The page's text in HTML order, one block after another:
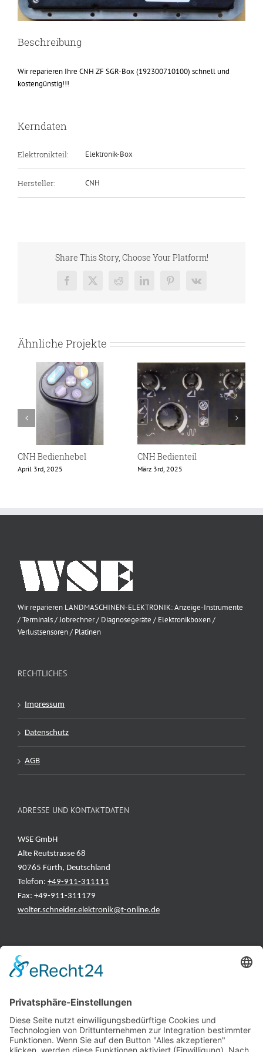
Beschreibung
Wir reparieren Ihre CNH ZF SGR-Box (192300710100) schnell und
kostengünstig!!!
Kerndaten
Elektronikteil: Elektronik-Box
Hersteller: CNH
Share This Story, Choose Your Platform!
Facebook
X RedditLinkedInPinterest
Vk
Ähnliche Projekte
CNH Bedienhebel
April 3rd, 2025
CNH Bedienteil
März 3rd, 2025
Wir reparieren LANDMASCHINEN-ELEKTRONIK: Anzeige-Instrumente
/ Terminals / Jobrechner / Diagnosegeräte / Elektronikboxen /
Verlustsensoren / Platinen
RECHTLICHES
Impressum
Datenschutz
AGB
ADRESSE UND KONTAKTDATEN
WSE GmbH
Alte Reutstrasse 68
90765 Fürth, Deutschland
Telefon: +49-911-311111
Fax: +49-911-311179
wolter.schneider.elektronik@t-online.de
INFORMATIONEN
Fehlerliste